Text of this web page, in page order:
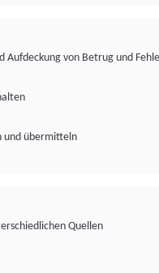
von Betrug und
und übermitteln
Quellen